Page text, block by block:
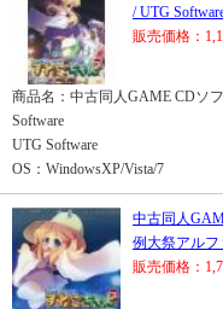
/ UTG
販売価格：
商品名：中古同人GAME CDソ
Software
UTG Software
OS：WindowsXP/Vista/7
中古同人
例大祭アルフ
販売価格：